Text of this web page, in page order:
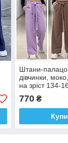
Штани-
дівчинки,
на зріст 134-
770₴